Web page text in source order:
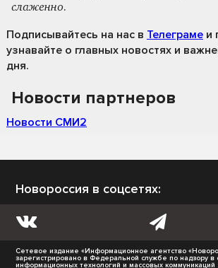
слаженно.
Подписывайтесь на нас в Телеграме и
узнавайте о главных новостях и
дня.
Новости партнеров
Новости СМИ2
Новороссия в соцсетях:
Сетевое издание «Информационное агентство
зарегистрировано в Федеральной службе по надзору в
информационных технологий и массовых коммуникаций